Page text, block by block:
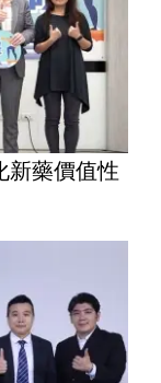
藥價值性